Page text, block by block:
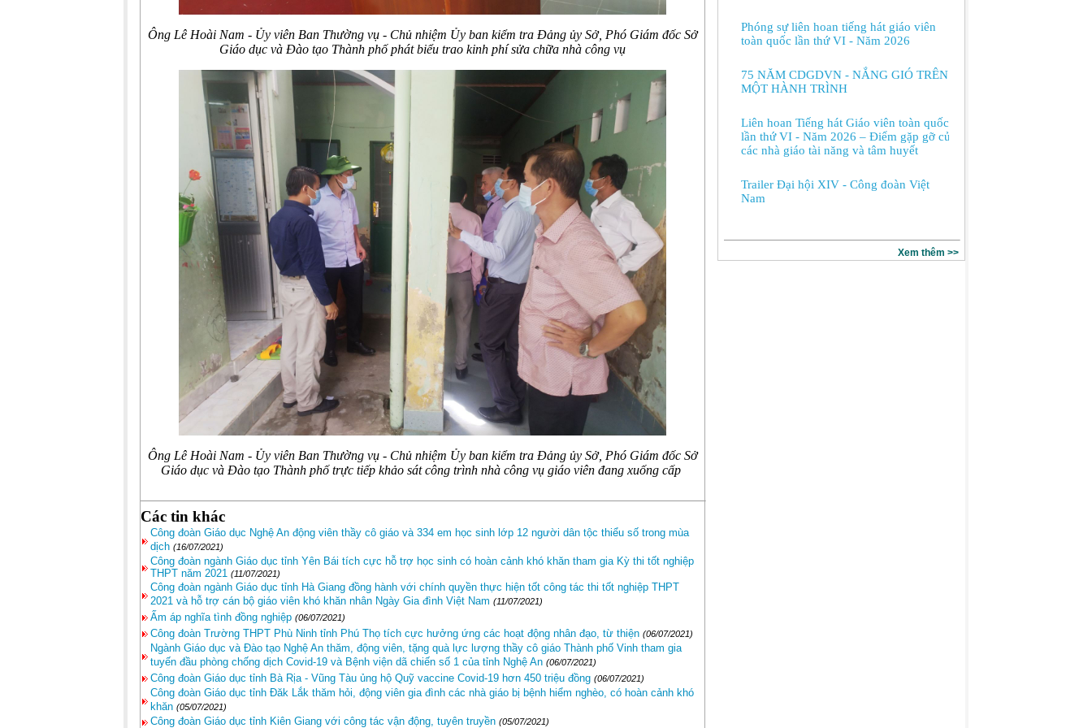
Ông Lê Hoài Nam - Ủy viên Ban Thường vụ - Chủ nhiệm Ủy ban kiểm tra Đảng ủy Sở, Phó Giám đốc Sở
Giáo dục và Đào tạo Thành phố phát biểu trao kinh phí sửa chữa nhà công vụ
Ông Lê Hoài Nam - Ủy viên Ban Thường vụ - Chủ nhiệm Ủy ban kiểm tra Đảng ủy Sở, Phó Giám đốc Sở
Giáo dục và Đào tạo Thành phố trực tiếp khảo sát công trình nhà công vụ giáo viên đang xuống cấp
Các tin khác
Công đoàn Giáo dục Nghệ An động viên thầy cô giáo và 334 em học sinh lớp 12 người dân tộc thiểu số trong mùa
dịch (16/07/2021)
Công đoàn ngành Giáo dục tỉnh Yên Bái tích cực hỗ trợ học sinh có hoàn cảnh khó khăn tham gia Kỳ thi tốt nghiệp
THPT năm 2021 (11/07/2021)
Công đoàn ngành Giáo dục tỉnh Hà Giang đồng hành với chính quyền thực hiện tốt công tác thi tốt nghiệp THPT
2021 và hỗ trợ cán bộ giáo viên khó khăn nhân Ngày Gia đình Việt Nam (11/07/2021)
Ấm áp nghĩa tình đồng nghiệp (06/07/2021)
Công đoàn Trường THPT Phù Ninh tỉnh Phú Thọ tích cực hưởng ứng các hoạt động nhân đạo, từ thiện (06/07/2021)
Ngành Giáo dục và Đào tạo Nghệ An thăm, động viên, tặng quà lực lượng thầy cô giáo Thành phố Vinh tham gia
tuyến đầu phòng chống dịch Covid-19 và Bệnh viện dã chiến số 1 của tỉnh Nghệ An (06/07/2021)
Công đoàn Giáo dục tỉnh Bà Rịa - Vũng Tàu ủng hộ Quỹ vaccine Covid-19 hơn 450 triệu đồng (06/07/2021)
Công đoàn Giáo dục tỉnh Đăk Lắk thăm hỏi, động viên gia đình các nhà giáo bị bệnh hiểm nghèo, có hoàn cảnh khó
khăn (05/07/2021)
Công đoàn Giáo dục tỉnh Kiên Giang với công tác vận động, tuyên truyền (05/07/2021)
Phóng sự liên hoan tiếng hát giáo viên
toàn quốc lần thứ VI - Năm 2026
75 NĂM CDGDVN - NẮNG GIÓ TRÊN
MỘT HÀNH TRÌNH
Liên hoan Tiếng hát Giáo viên toàn quốc
lần thứ VI - Năm 2026 – Điểm gặp gỡ của
các nhà giáo tài năng và tâm huyết
Trailer Đại hội XIV - Công đoàn Việt
Nam
Xem thêm >>